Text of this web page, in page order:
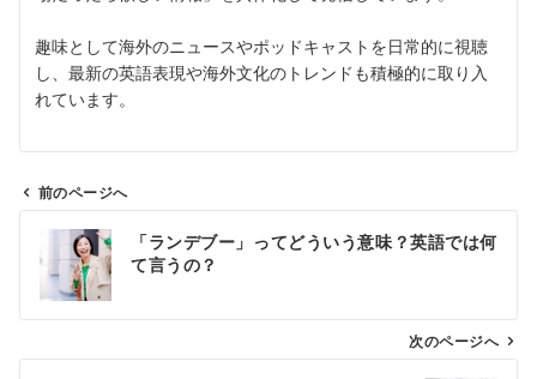
趣味として海外のニュースやポッドキャストを日常的に視聴
し、最新の英語表現や海外文化のトレンドも積極的に取り入
れています。
ビ
前のページへ
「ランデブー」ってどういう意味？英語では何
て言うの？
次のページへ